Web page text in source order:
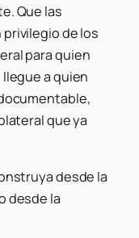
Que las
de los
para quien
a quien
que ya
desde la
desde la